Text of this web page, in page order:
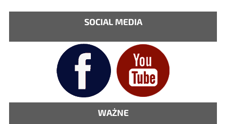
SOCIAL MEDIA
WAŻNE